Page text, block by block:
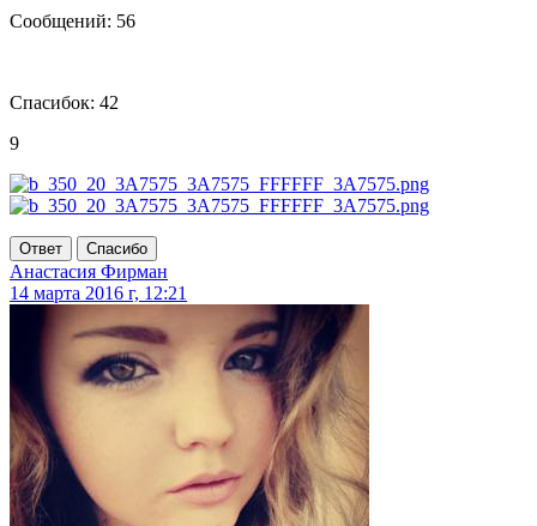
Сообщений: 56
Спасибок: 42
9
Ответ Спасибо
Анастасия Фирман
14 марта 2016 г, 12:21